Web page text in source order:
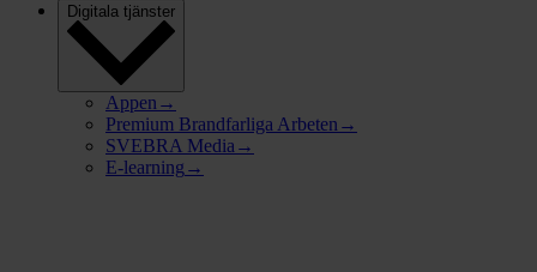
Digitala tjänster
Appen →
Premium Brandfarliga Arbeten →
SVEBRA Media→
E-learning→